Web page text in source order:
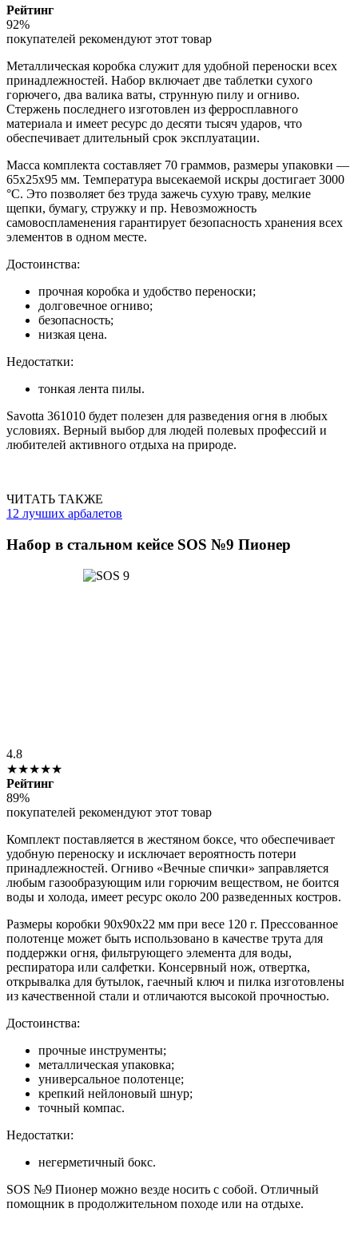
Рейтинг
92%
покупателей рекомендуют этот товар
Металлическая коробка служит для удобной переноски всех
принадлежностей. Набор включает две таблетки сухого
горючего, два валика ваты, струнную пилу и огниво.
Стержень последнего изготовлен из ферросплавного
материала и имеет ресурс до десяти тысяч ударов, что
обеспечивает длительный срок эксплуатации.
Масса комплекта составляет 70 граммов, размеры упаковки —
65х25х95 мм. Температура высекаемой искры достигает 3000
°C. Это позволяет без труда зажечь сухую траву, мелкие
щепки, бумагу, стружку и пр. Невозможность
самовоспламенения гарантирует безопасность хранения всех
элементов в одном месте.
Достоинства:
прочная коробка и удобство переноски;
долговечное огниво;
безопасность;
низкая цена.
Недостатки:
тонкая лента пилы.
Savotta 361010 будет полезен для разведения огня в любых
условиях. Верный выбор для людей полевых профессий и
любителей активного отдыха на природе.
ЧИТАТЬ ТАКЖЕ
12 лучших арбалетов
Набор в стальном кейсе SOS №9 Пионер
4.8
★★★★★
Рейтинг
89%
покупателей рекомендуют этот товар
Комплект поставляется в жестяном боксе, что обеспечивает
удобную переноску и исключает вероятность потери
принадлежностей. Огниво «Вечные спички» заправляется
любым газообразующим или горючим веществом, не боится
воды и холода, имеет ресурс около 200 разведенных костров.
Размеры коробки 90х90х22 мм при весе 120 г. Прессованное
полотенце может быть использовано в качестве трута для
поддержки огня, фильтрующего элемента для воды,
респиратора или салфетки. Консервный нож, отвертка,
открывалка для бутылок, гаечный ключ и пилка изготовлены
из качественной стали и отличаются высокой прочностью.
Достоинства:
прочные инструменты;
металлическая упаковка;
универсальное полотенце;
крепкий нейлоновый шнур;
точный компас.
Недостатки:
негерметичный бокс.
SOS №9 Пионер можно везде носить с собой. Отличный
помощник в продолжительном походе или на отдыхе.